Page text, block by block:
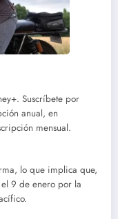
Suscríbete por
anual, en
mensual.
lo que implica que,
9 de enero por la